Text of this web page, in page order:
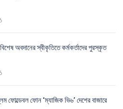
অবদানের স্বীকৃতিতে কর্মকর্তাদের পুরস্কৃত
ফোল্ডেবল ফোন ‘ম্যাজিক ভি৬’ দেশের বাজারে